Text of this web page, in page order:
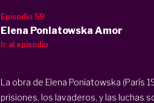
Episodio 59
Elena Poniatowska Amor
Ir al episodio
La obra de Elena Poniatowska (París
prisiones, los lavaderos, y las luchas